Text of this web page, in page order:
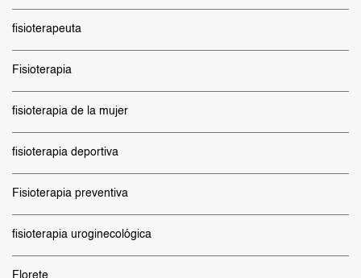
fisioterapeuta
Fisioterapia
fisioterapia de la mujer
fisioterapia deportiva
Fisioterapia preventiva
fisioterapia uroginecológica